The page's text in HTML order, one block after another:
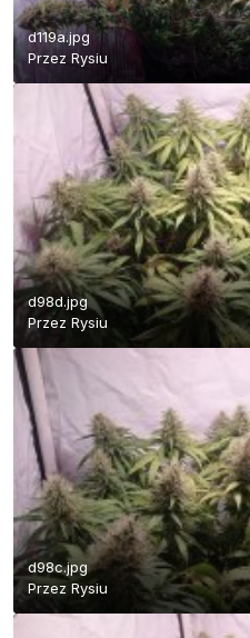
d119a.jpg
Przez Rysiu
d98d.jpg
Przez Rysiu
d98c.jpg
Przez Rysiu